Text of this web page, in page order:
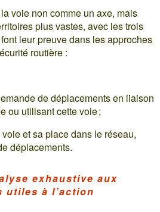
voie non comme un axe, mais
plus vastes, avec les trois
leur preuve dans les approches
routière :
de déplacements en liaison
ou utilisant cette voie ;
et sa place dans le réseau,
déplacements.
exhaustive aux
utiles à l’action